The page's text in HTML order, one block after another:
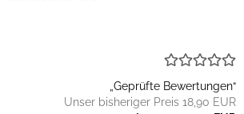
„Geprüfte Bewertungen“
Unser bisheriger Preis 18,90 EUR